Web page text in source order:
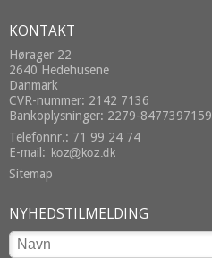
KONTAKT
Hørager 22
2640 Hedehusene
Danmark
CVR-nummer: 2142 7136
Bankoplysninger: 2279-8477397159
Telefonnr.: 71 99 24 74
E-mail :
Sitemap
NYHEDSTILMELDING